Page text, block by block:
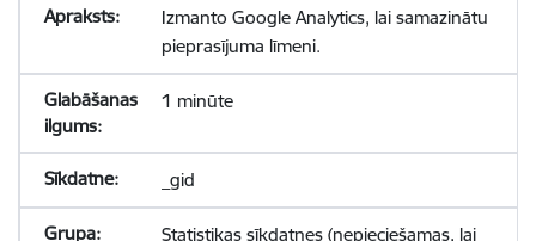
Izmanto Google Analytics, lai samazinātu
pieprasījuma līmeni.
1 minūte
_gid
Statistikas sīkdatnes (nepieciešamas, lai